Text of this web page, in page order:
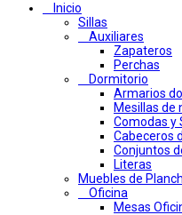
Inicio
Sillas
Auxiliares
Zapateros
Perchas
Dormitorio
Armarios
Mesillas de
Comodas y
Cabeceros
Conjuntos
Literas
Muebles de
Oficina
Mesas